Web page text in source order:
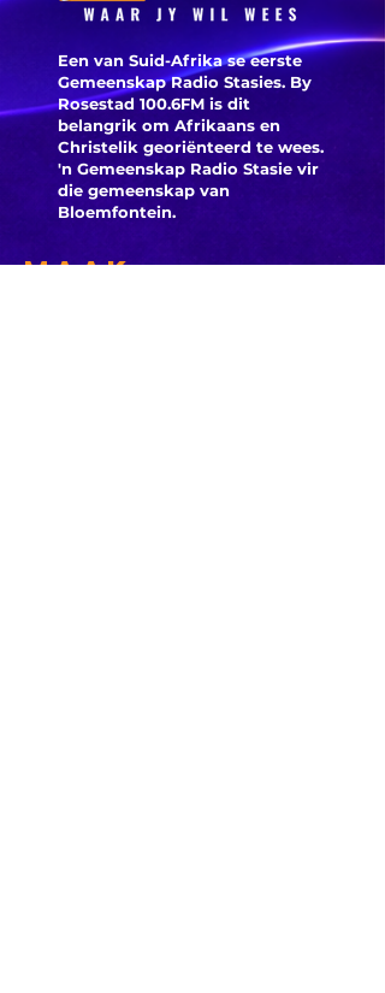
Een van Suid-Afrika se eerste
Gemeenskap Radio Stasies. By
Rosestad 100.6FM is dit
belangrik om Afrikaans en
Christelik georiënteerd te wees.
'n Gemeenskap Radio Stasie vir
die gemeenskap van
Bloemfontein.
Maak